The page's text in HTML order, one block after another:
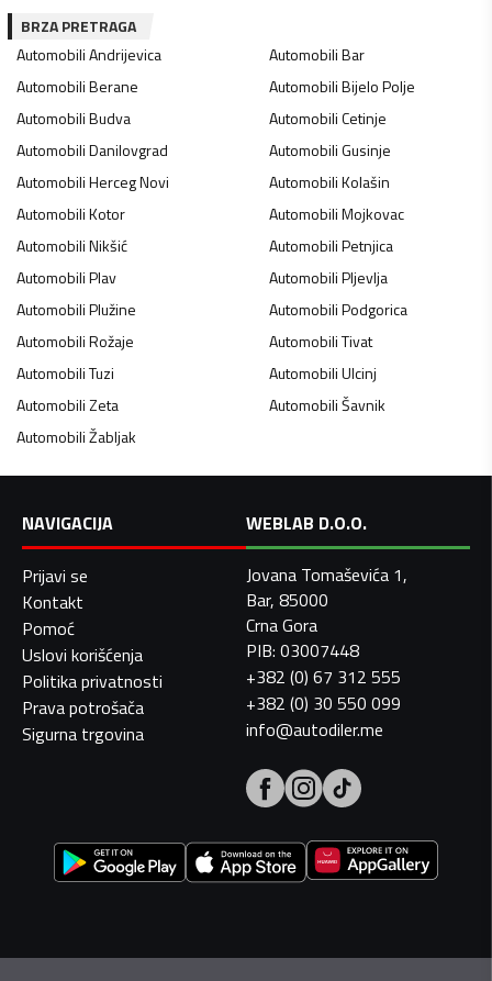
BRZA PRETRAGA
AutomobiliAndrijevica AutomobiliBar
AutomobiliBerane AutomobiliBijelo Polje
AutomobiliBudva AutomobiliCetinje
AutomobiliDanilovgrad AutomobiliGusinje
AutomobiliHerceg Novi AutomobiliKolašin
AutomobiliKotor AutomobiliMojkovac
AutomobiliNikšić AutomobiliPetnjica
AutomobiliPlav AutomobiliPljevlja
AutomobiliPlužine AutomobiliPodgorica
AutomobiliRožaje AutomobiliTivat
AutomobiliTuzi AutomobiliUlcinj
AutomobiliZeta AutomobiliŠavnik
AutomobiliŽabljak
NAVIGACIJA
Prijavi se
Kontakt
Pomoć
Uslovi korišćenja
Politika privatnosti
Prava potrošača
Sigurna trgovina
WEBLAB D.O.O.
Jovana Tomaševića 1,
Bar, 85000
Crna Gora
PIB: 03007448
+382 (0) 67 312 555
+382 (0) 30 550 099
info@autodiler.me